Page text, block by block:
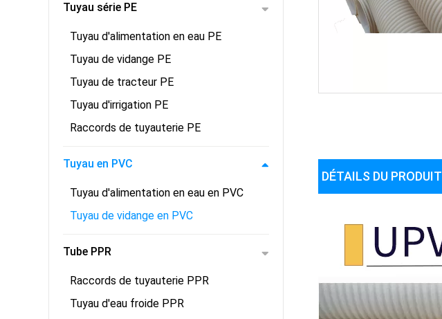
Tuyau série PE
Tuyau d'alimentation en eau PE
Tuyau de vidange PE
Tuyau de tracteur PE
Tuyau d'irrigation PE
Raccords de tuyauterie PE
Tuyau en PVC
Tuyau d'alimentation en eau en PVC
Tuyau de vidange en PVC
Tube PPR
Raccords de tuyauterie PPR
Tuyau d'eau froide PPR
DÉTAILS DU PRODUIT